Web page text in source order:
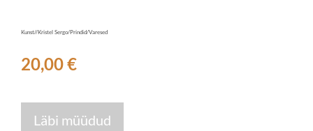
Kunst//Kristel Sergo/Prindid/Varesed
20,00 €
Läbi müüdud